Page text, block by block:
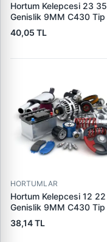
Hortum Kelepcesi 23 35
Genislik 9MM C430 Tip |
ERBI C430 23-35 | OEM
6981N3
40,05 TL
HORTUMLAR
Hortum Kelepcesi 12 22
Genislik 9MM C430 Tip |
ERBI C430 12-22
38,14 TL